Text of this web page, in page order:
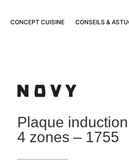
CONCEPT CUISINE CONSEILS &
Plaque
4 zones – 1755